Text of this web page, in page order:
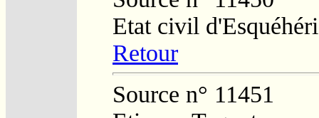
Etat civil
Retour
Source n° 11451